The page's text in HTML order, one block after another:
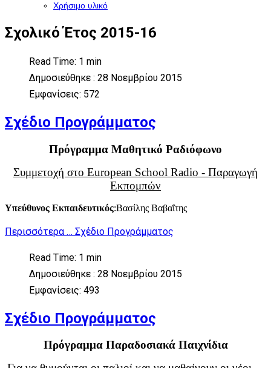
Χρήσιμο υλικό
Σχολικό Έτος 2015-16
Read Time: 1 min
Δημοσιεύθηκε : 28 Νοεμβρίου 2015
Εμφανίσεις: 572
Σχέδιο Προγράμματος
Πρόγραμμα Μαθητικό Ραδιόφωνο
Συμμετοχή στο European School Radio - Παραγωγή
Εκπομπών
Υπεύθυνος Εκπαιδευτικός:Βασίλης Βαβαΐτης
Περισσότερα … Σχέδιο Προγράμματος
Read Time: 1 min
Δημοσιεύθηκε : 28 Νοεμβρίου 2015
Εμφανίσεις: 493
Σχέδιο Προγράμματος
Πρόγραμμα Παραδοσιακά Παιχνίδια